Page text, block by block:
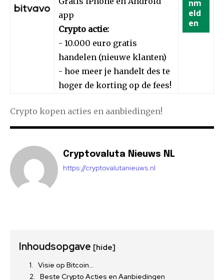
app
Crypto actie:
- 10.000 euro gratis
handelen (nieuwe klanten)
- hoe meer je handelt des te
hoger de korting op de fees!
nm
eld
en
Crypto kopen acties en aanbiedingen!
Cryptovaluta Nieuws NL
https://cryptovalutanieuws.nl
Inhoudsopgave [hide]
Visie op Bitcoin…
Beste Crypto Acties en Aanbiedingen